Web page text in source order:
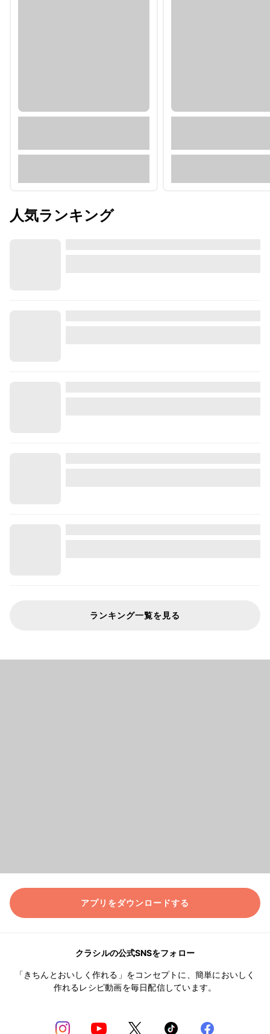
人気ランキング
ランキング一覧を見る
アプリをダウンロードする
クラシルの公式SNSをフォロー
「きちんとおいしく作れる」をコンセプトに、簡単においしく
作れるレシピ動画を毎日配信しています。